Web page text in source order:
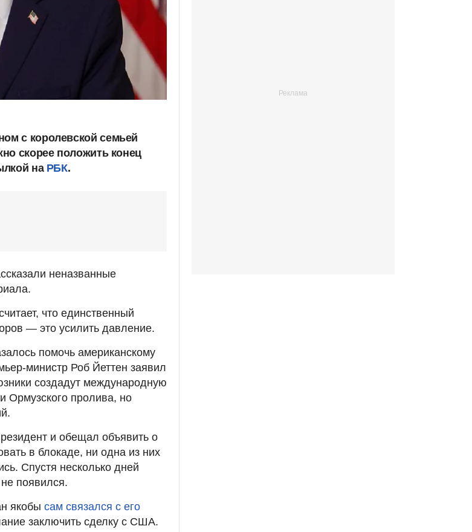
с королевской семьей
скорее положить конец
на РБК.
неназванные
что единственный
— это усилить давление.
помочь американскому
министр Роб Йеттен заявил
создадут международную
Ормузского пролива, но
и обещал объявить о
в блокаде, ни одна из них
Спустя несколько дней
появился.
якобы сам связался с его
заключить сделку с США.